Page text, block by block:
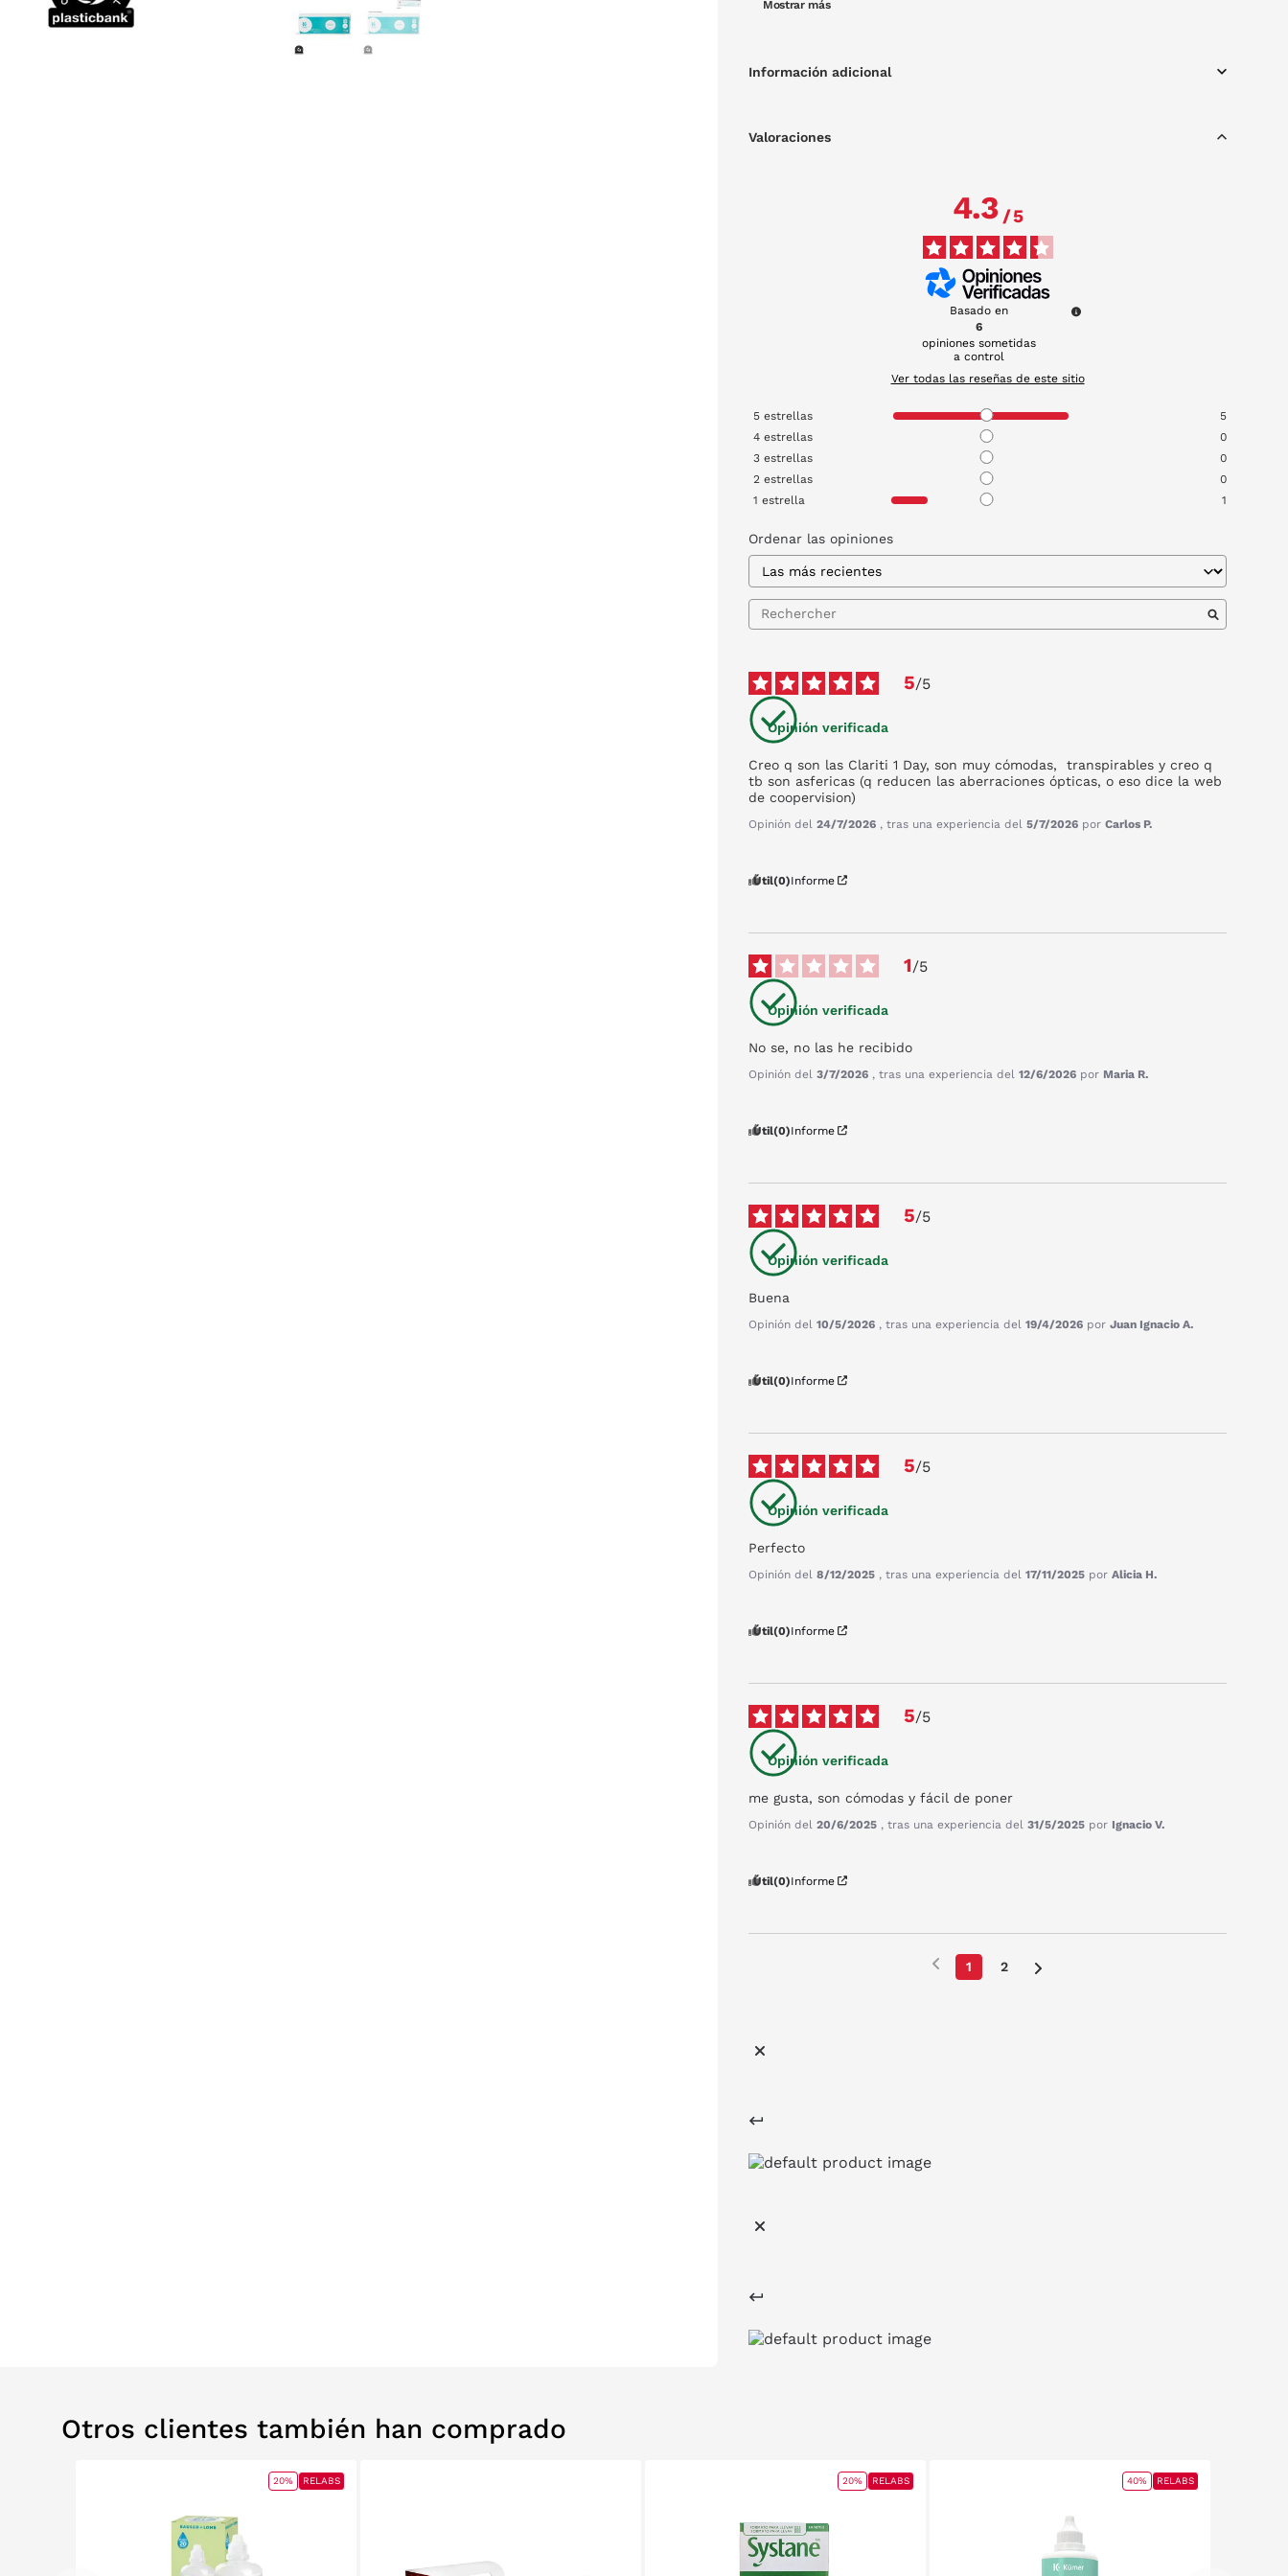
Mostrar más
Información adicional
Valoraciones
4.3 /5
Basado en
6
opiniones sometidas
a control
Ver todas las reseñas de este sitio
5estrellas
5
4estrellas
0
3estrellas
0
2estrellas
0
1estrella 1
Ordenar las opiniones
5/5
Opinión verificada
Creo q son las Clariti 1 Day, son muy cómodas,  transpirables y creo q
tb son asfericas (q reducen las aberraciones ópticas, o eso dice la web
de coopervision)
Opinión del24/7/2026 , tras una experiencia del5/7/2026 porCarlos P.
Útil(0)Informe
1/5
Opinión verificada
No se, no las he recibido
Opinión del3/7/2026 , tras una experiencia del12/6/2026 por Maria R.
Útil(0)Informe
5/5
Opinión verificada
Buena
Opinión del10/5/2026 , tras una experiencia del19/4/2026 porJuan Ignacio A.
Útil(0)Informe
5/5
Opinión verificada
Perfecto
Opinión del8/12/2025 , tras una experiencia del17/11/2025 porAlicia H.
Útil(0)Informe
5/5
Opinión verificada
me gusta, son cómodas y fácil de poner
Opinión del20/6/2025 , tras una experiencia del31/5/2025 por Ignacio V.
Útil(0)Informe
1 2
Otros clientes también han comprado
RELABS RELABS RELABS